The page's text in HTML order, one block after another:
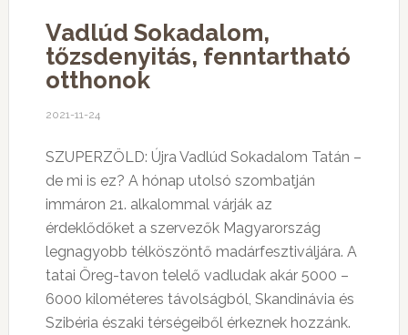
Vadlúd Sokadalom,
tőzsdenyitás, fenntartható
otthonok
2021-11-24
SZUPERZÖLD: Újra Vadlúd Sokadalom Tatán –
de mi is ez? A hónap utolsó szombatján
immáron 21. alkalommal várják az
érdeklődőket a szervezők Magyarország
legnagyobb télköszöntő madárfesztiváljára. A
tatai Öreg-tavon telelő vadludak akár 5000 –
6000 kilométeres távolságból, Skandinávia és
Szibéria északi térségeiből érkeznek hozzánk.